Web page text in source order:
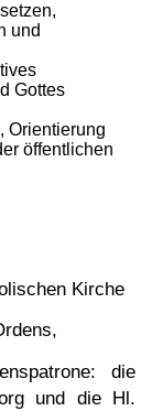
und
Gottes
Orientierung
öffentlichen
Kirche
die
und die Hl.